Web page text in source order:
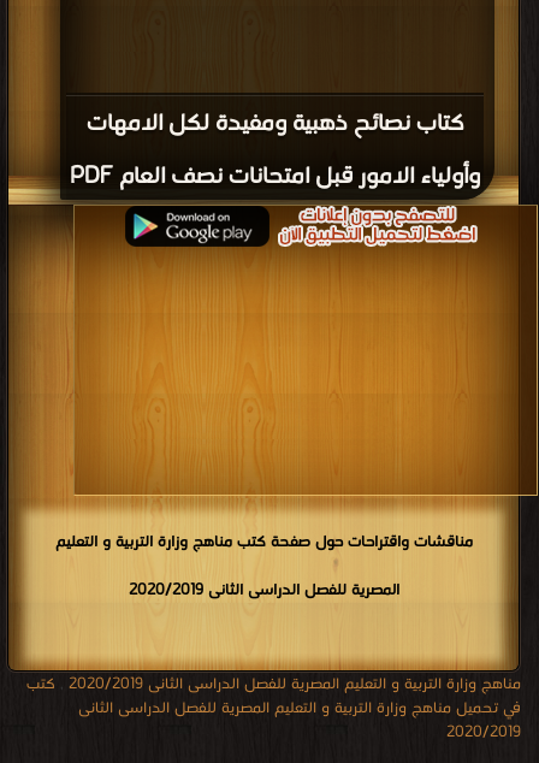
كتاب نصائح ذهبية ومفيدة لكل الامهات
وأولياء الامور قبل امتحانات نصف العام PDF
مناقشات واقتراحات حول صفحة كتب مناهج وزارة التربية و التعليم
المصرية للفصل الدراسى الثانى 2020/2019
مناهج وزارة التربية و التعليم المصرية للفصل الدراسى الثانى 2020/2019 , كتب
في تحميل مناهج وزارة التربية و التعليم المصرية للفصل الدراسى الثانى
2020/2019